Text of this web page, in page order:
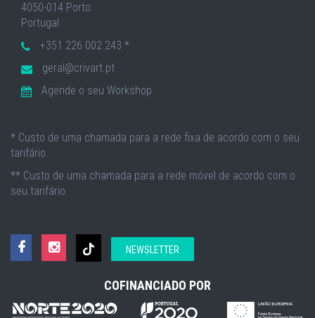
4050-014 Porto
Portugal
+351 226 002 243 *
geral@crivart.pt
Agende o seu Workshop
* Custo de uma chamada para a rede fixa de acordo com o seu
tarifário.
** Custo de uma chamada para a rede móvel de acordo com o
seu tarifário.
NEWSLETTER
COFINANCIADO POR